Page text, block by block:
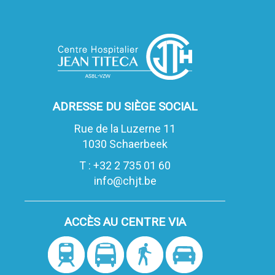
ADRESSE DU SIÈGE SOCIAL
Rue de la Luzerne 11
1030 Schaerbeek
T : +32 2 735 01 60
info@chjt.be
ACCÈS AU CENTRE VIA